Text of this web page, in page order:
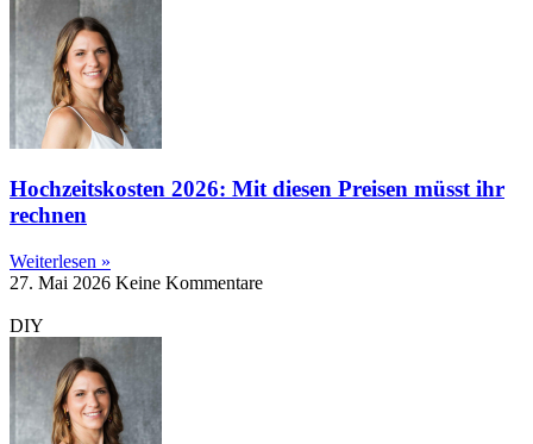
Hochzeitskosten 2026: Mit diesen Preisen müsst ihr
rechnen
Weiterlesen »
27. Mai 2026 Keine Kommentare
DIY